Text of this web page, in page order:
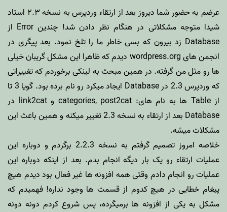
عرضم به حضور شما دیروز بعد از ارتقاء وردپرس به نسخه ۲.۳ استاد
شیدا
متوجه مشکلاتی در هنگام نظر دادن شد! چندین Error از
Database زد بیرون که بسی خاطر ما را تلخ نمود. بعد پیگری در
انجمن های wordpress.org دیدم که ظاهرا این مشکل گریبان
خیلی
ها رو مثل من گرفته. در همین مبحث به لینکیبرخوردم که تغییراتی
که وردپرس 2.3 در Database ایجاد میکرد رو نام برده بود. گویا 3 تا
از Table ها به نام های: categories, post2cat و link2cat در
Database بعد از ارتقاء به نسخه 2.3 تغییر میکنه و همین باعث این
مشکلات میشه.
خلاصه امروز تصمیم گرفتم به نسخه 2.2.3 برگردم و دوباره این
عملیات ارتقاء رو یک بار دیگه انجام بدم. بعد از اینکه دوباره این
عملیات رو انجام دادم وقتی همه افزونه ها غیر فعال بود دیدم هیچ
پیغام خطایی در هیچ کدوم از قسمت ها وجود نداره! فهمیدم که
مشکل به یکی از افزونه ها برمیگرده، پس شروع کردم دونه دونه